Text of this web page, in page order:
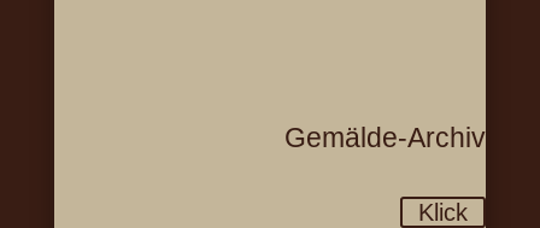
Gemälde-Archiv
Klick